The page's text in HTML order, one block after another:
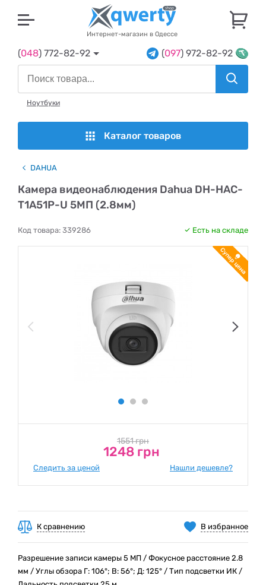
Интернет-магазин в Одессе
(048) 772-82-92 (097) 972-82-92
Ноутбуки
Каталог товаров
DAHUA
Камера видеонаблюдения Dahua DH-HAC-
T1A51P-U 5МП (2.8мм)
Код товара: 339286 Есть на складе
1551 грн
1248 грн
Следить за ценой Нашли дешевле?
В избранное
К сравнению
Разрешение записи камеры 5 МП / Фокусное расстояние 2.8
мм / Углы обзора Г: 106°; В: 56°; Д: 125° / Тип подсветки ИК /